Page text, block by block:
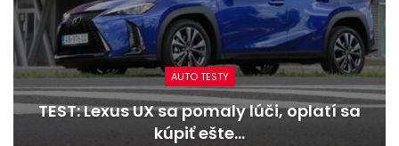
AUTO TESTY
TEST: Lexus UX sa pomaly lúči, oplatí sa
kúpiť ešte…